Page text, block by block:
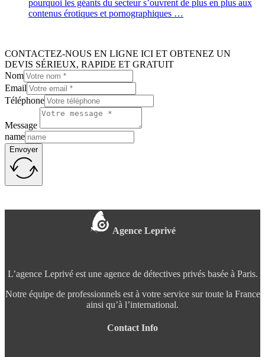
pourquoi les géants du secteur s’ouvrent de plus en plus aux
contenus érotiques et pornographiques …
CONTACTEZ-NOUS EN LIGNE ICI ET OBTENEZ UN
DEVIS SÉRIEUX, RAPIDE ET GRATUIT
Nom
Email
Téléphone
Message
name
Envoyer
Agence Leprivé
L’agence Leprivé est une agence de détectives privés basée à Paris.
Notre équipe de professionnels est à votre service sur toute la France
ainsi qu’à l’international.
Contact Info